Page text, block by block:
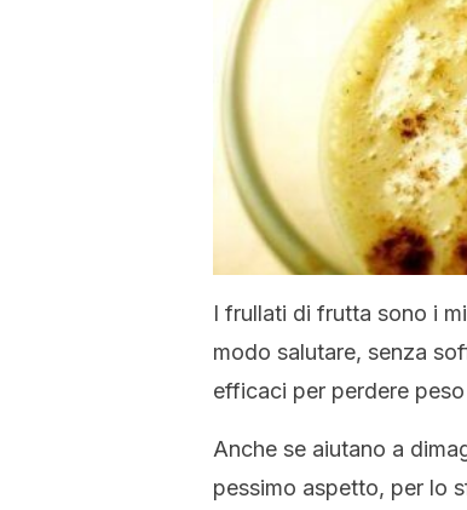
I frullati di frutta sono i
modo salutare, senza
efficaci per perdere
Anche se aiutano a
pessimo aspetto, per lo